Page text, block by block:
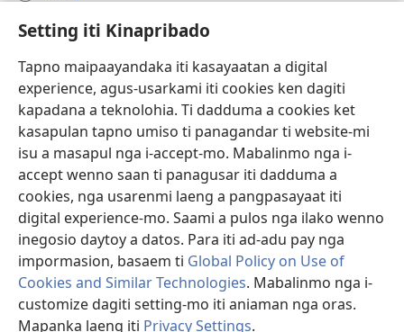
Setting iti Kinapribado
Tapno maipaayandaka iti kasayaatan a digital
experience, agus-usarkami iti cookies ken dagiti
kapadana a teknolohia. Ti dadduma a cookies ket
kasapulan tapno umiso ti panagandar ti website-mi
isu a masapul nga i-accept-mo. Mabalinmo nga i-
accept wenno saan ti panagusar iti dadduma a
cookies, nga usarenmi laeng a pangpasayaat iti
digital experience-mo. Saami a pulos nga ilako wenno
inegosio daytoy a datos. Para iti ad-adu pay nga
impormasion, basaem ti Global Policy on Use of
Cookies and Similar Technologies. Mabalinmo nga i-
customize dagiti setting-mo iti aniaman nga oras.
Mapanka laeng iti Privacy Settings.
Donasion
(manglukat
iti
baro
a
window)
Watchtower ONLINE A LIBRARIA
(manglukat
iti
baro
a
JW Hub ®
(manglukat
iti
baro
window)
JW Library
Watchtower Library
Copyright© 2026 Watch Tower Bible and Tract Society of Pennsylvania.
PAGANNUROTAN ITI PANAGUSAR